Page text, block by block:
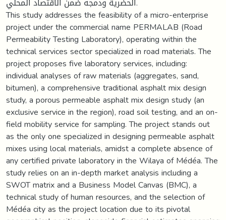
This study addresses the feasibility of a micro-enterprise
project under the commercial name PERMALAB (Road
Permeability Testing Laboratory), operating within the
technical services sector specialized in road materials. The
project proposes five laboratory services, including:
individual analyses of raw materials (aggregates, sand,
bitumen), a comprehensive traditional asphalt mix design
study, a porous permeable asphalt mix design study (an
exclusive service in the region), road soil testing, and an on-
field mobility service for sampling. The project stands out
as the only one specialized in designing permeable asphalt
mixes using local materials, amidst a complete absence of
any certified private laboratory in the Wilaya of Médéa. The
study relies on an in-depth market analysis including a
SWOT matrix and a Business Model Canvas (BMC), a
technical study of human resources, and the selection of
Médéa city as the project location due to its pivotal